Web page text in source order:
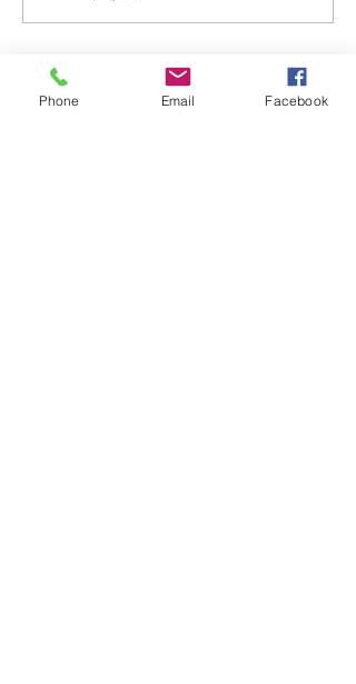
美容院 #ケアブリーチ #
アデクシーカラー
Dispersion
Phone Email Facebook